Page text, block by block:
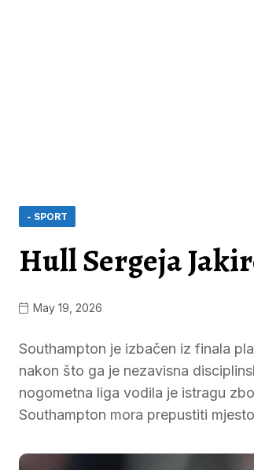
- SPORT
Hull Sergeja
May 19, 2026
Southampton je izbačen iz finala
nakon što ga je nezavisna
nogometna liga vodila je istragu
Southampton mora prepustiti